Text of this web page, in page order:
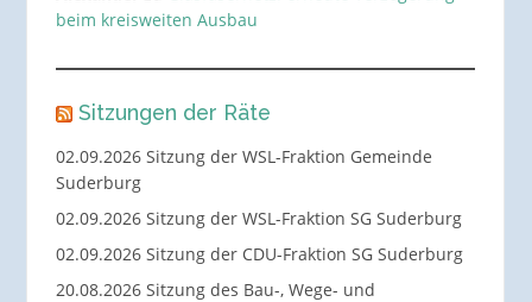
beim kreisweiten Ausbau
Sitzungen der Räte
02.09.2026 Sitzung der WSL-Fraktion Gemeinde
Suderburg
02.09.2026 Sitzung der WSL-Fraktion SG Suderburg
02.09.2026 Sitzung der CDU-Fraktion SG Suderburg
20.08.2026 Sitzung des Bau-, Wege- und